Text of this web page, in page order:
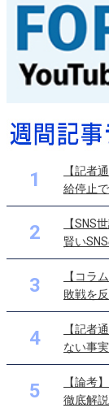
1
【記者
給停止
2
【SNS
賢い
3
【コラ
敗戦を
4
【記者
ない事
5
【論考
徹底解説